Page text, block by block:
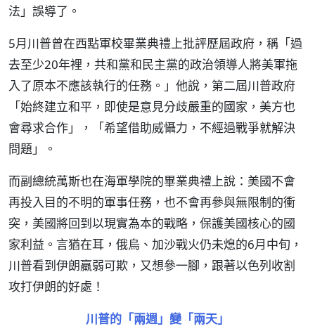
法」誤導了。
5月川普曾在西點軍校畢業典禮上批評歷屆政府，稱「過
去至少20年裡，共和黨和民主黨的政治領導人將美軍拖
入了原本不應該執行的任務。」他說，第二屆川普政府
「始終建立和平，即使是意見分歧嚴重的國家，美方也
會尋求合作」，「希望借助威懾力，不經過戰爭就解決
問題」。
而副總統萬斯也在海軍學院的畢業典禮上說：美國不會
再投入目的不明的軍事任務，也不會再參與無限制的衝
突，美國將回到以現實為本的戰略，保護美國核心的國
家利益。言猶在耳，俄烏、加沙戰火仍未熄的6月中旬，
川普看到伊朗羸弱可欺，又想參一腳，跟著以色列收割
攻打伊朗的好處！
川普的「兩週」變「兩天」